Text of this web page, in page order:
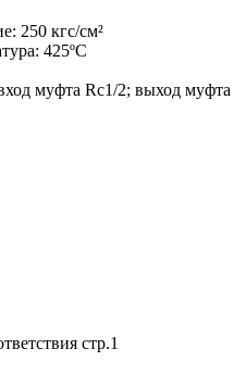
250 кгс/см²
425ºС
муфта Rc1/2; выход муфта
стр.1